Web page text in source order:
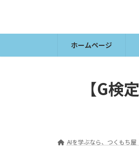
ホームページ
【G
AIを学ぶなら、つくもち